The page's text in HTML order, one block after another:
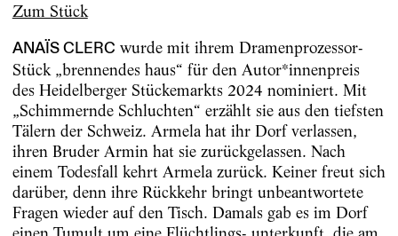
Zum Stück
ANAÏS CLERC wurde mit ihrem Dramenprozessor-
Stück „brennendes haus“ für den Autor*innenpreis
des Heidelberger Stückemarkts 2024 nominiert. Mit
„Schimmernde Schluchten“ erzählt sie aus den tiefsten
Tälern der Schweiz. Armela hat ihr Dorf verlassen,
ihren Bruder Armin hat sie zurückgelassen. Nach
einem Todesfall kehrt Armela zurück. Keiner freut sich
darüber, denn ihre Rückkehr bringt unbeantwortete
Fragen wieder auf den Tisch. Damals gab es im Dorf